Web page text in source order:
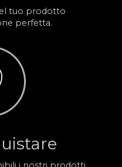
tuo prodotto
perfetta.